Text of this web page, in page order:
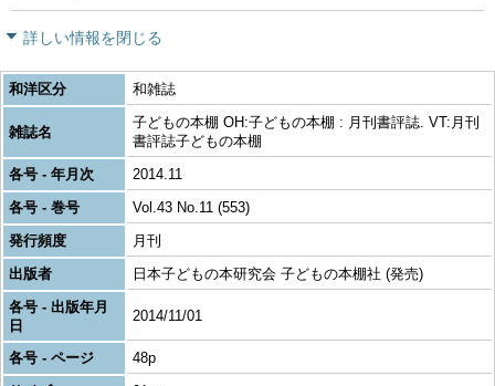
詳しい情報を閉じる
和洋区分 和雑誌
雑誌名
子どもの本棚 OH:子どもの本棚 : 月刊書評誌. VT:月刊
書評誌子どもの本棚
各号 - 年月次
2014.11
各号 - 巻号
Vol.43 No.11 (553)
発行頻度
月刊
出版者
日本子どもの本研究会 子どもの本棚社 (発売)
各号 - 出版年月
日
2014/11/01
各号 - ページ
48p